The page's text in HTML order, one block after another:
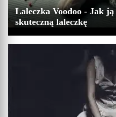
Laleczka Voodoo - Jak
skuteczną laleczkę